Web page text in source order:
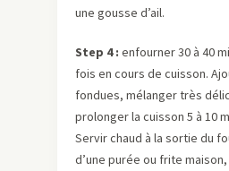
une gousse d’ail.
Step 4 : enfourner 30 à 40
fois en cours de cuisson.
fondues, mélanger très
prolonger la cuisson 5 à 10
Servir chaud à la sortie du
d’une purée ou frite